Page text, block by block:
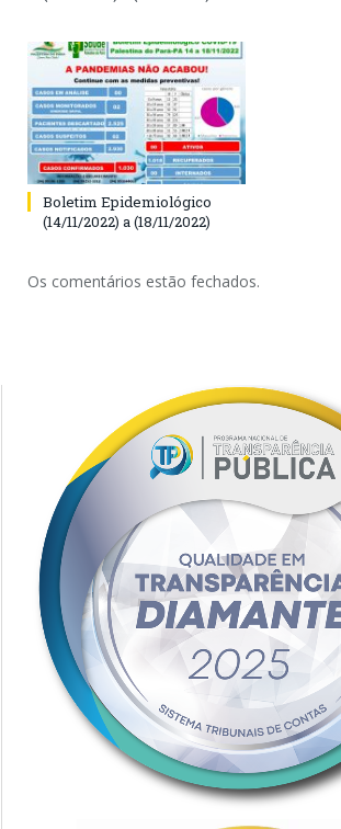
Boletim Epidemiológico
(14/11/2022) a (18/11/2022)
Os comentários estão fechados.